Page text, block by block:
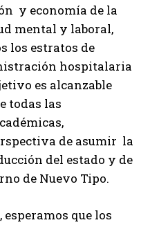
y economía de la
mental y laboral,
los estratos de
hospitalaria
es alcanzable
todas las
de asumir la
del estado y de
de Nuevo Tipo.
que los